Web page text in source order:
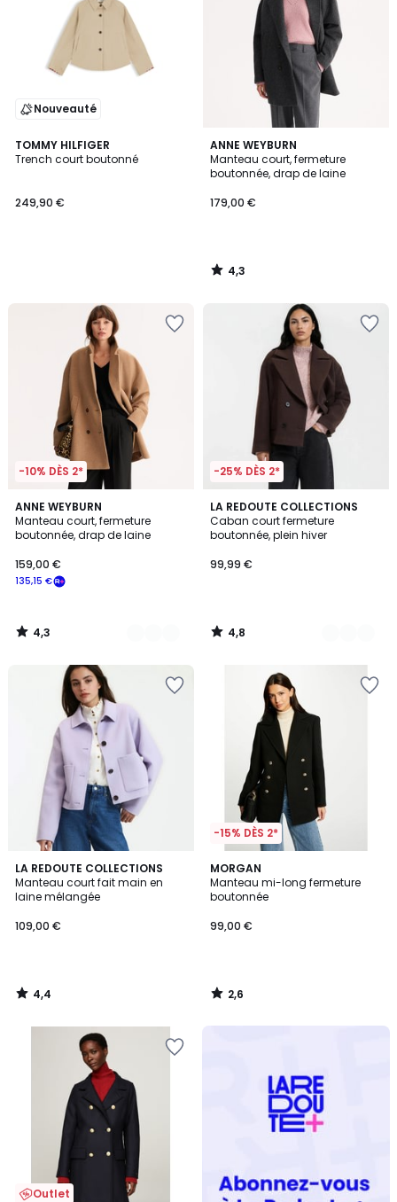
Nouveauté
TOMMY HILFIGER
Trench court boutonné
249,90 €
ANNE WEYBURN
Manteau court, fermeture
boutonnée, drap de laine
179,00 €
4,3
/ 5
4,3
/
-10% DÈS 2*
ANNE WEYBURN
Manteau court, fermeture
boutonnée, drap de laine
135,15 €
159,00 €
4,3
/ 5
2
Couleurs
4,3
/
-25% DÈS 2*
LA REDOUTE COLLECTIONS
Caban court fermeture
boutonnée, plein hiver
99,99 €
4,8
/ 5
2
Couleurs
4,8
/
LA REDOUTE COLLECTIONS
Manteau court fait main en
laine mélangée
109,00 €
4,4
/ 5
4,4
/
-15% DÈS 2*
MORGAN
Manteau mi-long fermeture
boutonnée
99,00 €
2,6
/ 5
2,6
/
Outlet